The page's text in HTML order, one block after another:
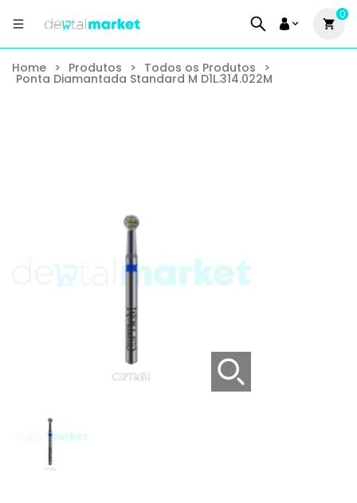
0
Home > Produtos > Todos os Produtos >
Ponta Diamantada Standard M D1L.314.022M